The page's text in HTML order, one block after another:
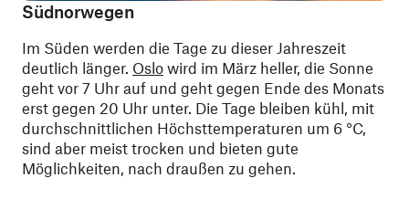
Südnorwegen
Im Süden werden die Tage zu dieser Jahreszeit
deutlich länger. Oslo wird im März heller, die Sonne
geht vor 7 Uhr auf und geht gegen Ende des Monats
erst gegen 20 Uhr unter. Die Tage bleiben kühl, mit
durchschnittlichen Höchsttemperaturen um 6 °C,
sind aber meist trocken und bieten gute
Möglichkeiten, nach draußen zu gehen.